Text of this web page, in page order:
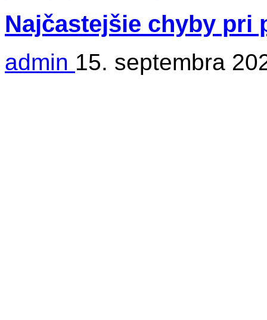
Najčastejšie chyby pri
admin 15. septembra